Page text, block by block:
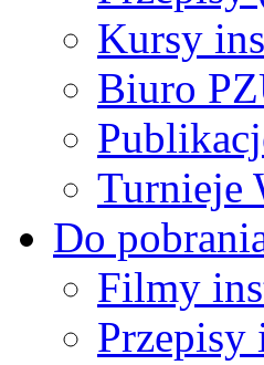
Kursy
Biuro
Turnieje
Do
Filmy
Przepisy